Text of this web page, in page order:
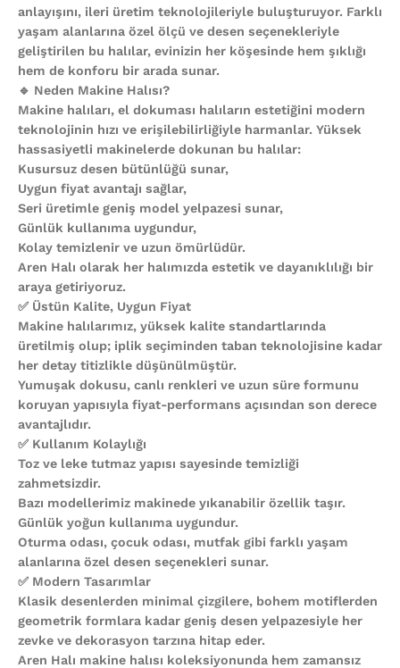
anlayışını, ileri üretim teknolojileriyle buluşturuyor. Farklı
yaşam alanlarına özel ölçü ve desen seçenekleriyle
geliştirilen bu halılar, evinizin her köşesinde hem şıklığı
hem de konforu bir arada sunar.
🔹 Neden Makine Halısı?
Makine halıları, el dokuması halıların estetiğini modern
teknolojinin hızı ve erişilebilirliğiyle harmanlar. Yüksek
hassasiyetli makinelerde dokunan bu halılar:
Kusursuz desen bütünlüğü sunar,
Uygun fiyat avantajı sağlar,
Seri üretimle geniş model yelpazesi sunar,
Günlük kullanıma uygundur,
Kolay temizlenir ve uzun ömürlüdür.
Aren Halı olarak her halımızda estetik ve dayanıklılığı bir
araya getiriyoruz.
✅ Üstün Kalite, Uygun Fiyat
Makine halılarımız, yüksek kalite standartlarında
üretilmiş olup; iplik seçiminden taban teknolojisine kadar
her detay titizlikle düşünülmüştür.
Yumuşak dokusu, canlı renkleri ve uzun süre formunu
koruyan yapısıyla fiyat-performans açısından son derece
avantajlıdır.
✅ Kullanım Kolaylığı
Toz ve leke tutmaz yapısı sayesinde temizliği
zahmetsizdir.
Bazı modellerimiz makinede yıkanabilir özellik taşır.
Günlük yoğun kullanıma uygundur.
Oturma odası, çocuk odası, mutfak gibi farklı yaşam
alanlarına özel desen seçenekleri sunar.
✅ Modern Tasarımlar
Klasik desenlerden minimal çizgilere, bohem motiflerden
geometrik formlara kadar geniş desen yelpazesiyle her
zevke ve dekorasyon tarzına hitap eder.
Aren Halı makine halısı koleksiyonunda hem zamansız